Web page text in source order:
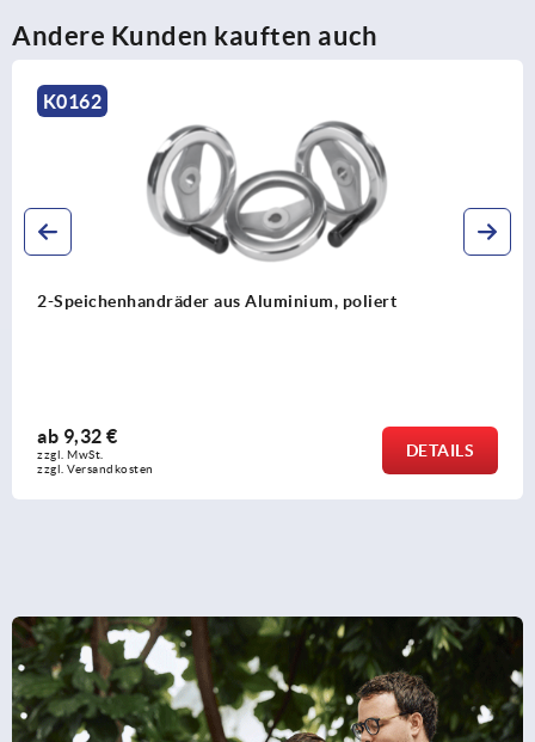
Andere Kunden kauften auch
K0163
Scheibenhandräder ähnlich DIN 950 aus Aluminium
ab8,98 €
zzgl. MwSt.
zzgl. Versandkosten
DETAILS